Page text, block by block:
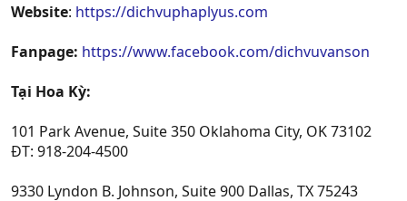
Website: https://dichvuphaplyus.com
Fanpage: https://www.facebook.com/dichvuvanson
Tại Hoa Kỳ:
101 Park Avenue, Suite 350 Oklahoma City, OK 73102
ĐT: 918-204-4500
9330 Lyndon B. Johnson, Suite 900 Dallas, TX 75243